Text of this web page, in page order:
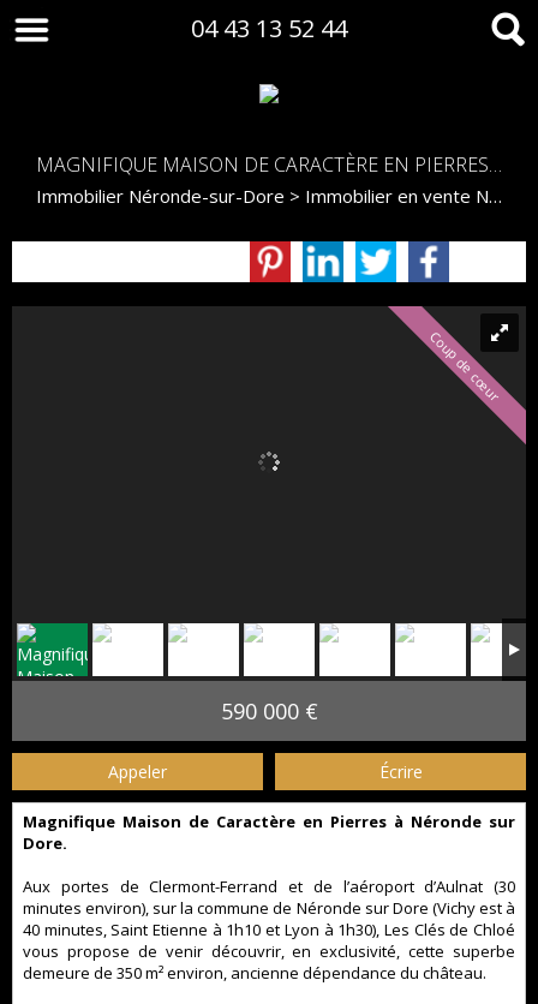
04 43 13 52 44
MAGNIFIQUE MAISON DE CARACTÈRE EN PIERRES À NÉRONDE SUR DORE
Immobilier Néronde-sur-Dore > Immobilier en vente Néronde-sur-Dore
Coup de cœur
590 000 €
Appeler Écrire
Magnifique Maison de Caractère en Pierres à Néronde sur
Dore.
Aux portes de Clermont-Ferrand et de l’aéroport d’Aulnat (30
minutes environ), sur la commune de Néronde sur Dore (Vichy est à
40 minutes, Saint Etienne à 1h10 et Lyon à 1h30), Les Clés de Chloé
vous propose de venir découvrir, en exclusivité, cette superbe
demeure de 350 m² environ, ancienne dépendance du château.